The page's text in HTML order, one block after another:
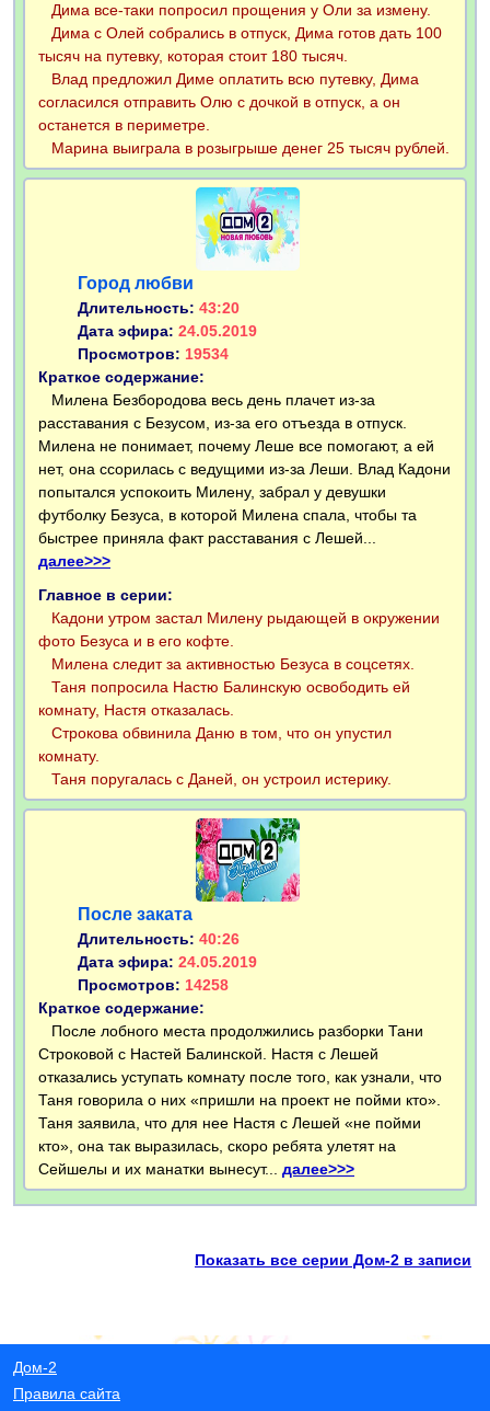
Дима все-таки попросил прощения у Оли за измену.
Дима с Олей собрались в отпуск, Дима готов дать 100
тысяч на путевку, которая стоит 180 тысяч.
Влад предложил Диме оплатить всю путевку, Дима
согласился отправить Олю с дочкой в отпуск, а он
останется в периметре.
Марина выиграла в розыгрыше денег 25 тысяч рублей.
Город любви
Длительность: 43:20
Дата эфира: 24.05.2019
Просмотров: 19534
Краткое содержание:
Милена Безбородова весь день плачет из-за
расставания с Безусом, из-за его отъезда в отпуск.
Милена не понимает, почему Леше все помогают, а ей
нет, она ссорилась с ведущими из-за Леши. Влад Кадони
попытался успокоить Милену, забрал у девушки
футболку Безуса, в которой Милена спала, чтобы та
быстрее приняла факт расставания с Лешей...
далее>>>
Главное в серии:
Кадони утром застал Милену рыдающей в окружении
фото Безуса и в его кофте.
Милена следит за активностью Безуса в соцсетях.
Таня попросила Настю Балинскую освободить ей
комнату, Настя отказалась.
Строкова обвинила Даню в том, что он упустил
комнату.
Таня поругалась с Даней, он устроил истерику.
После заката
Длительность: 40:26
Дата эфира: 24.05.2019
Просмотров: 14258
Краткое содержание:
После лобного места продолжились разборки Тани
Строковой с Настей Балинской. Настя с Лешей
отказались уступать комнату после того, как узнали, что
Таня говорила о них «пришли на проект не пойми кто».
Таня заявила, что для нее Настя с Лешей «не пойми
кто», она так выразилась, скоро ребята улетят на
Сейшелы и их манатки вынесут... далее>>>
Показать все серии Дом-2 в записи
Дом-2
Правила сайта